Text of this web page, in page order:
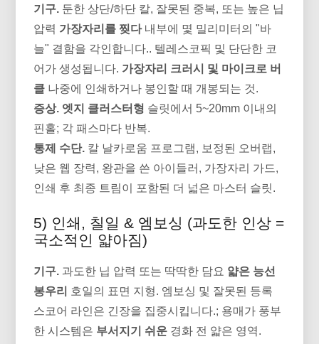
기구. 둔한 상단/하단 칼, 잘못된 중복, 또는 높은 닙
압력 가장자리를 찢다내부에 몇 밀리미터의 "바
늘" 결함을 각인합니다.. 텔레스코픽 및 단단한 코
어가 생성됩니다. 가장자리 크러시 및 마이크로 버
클 나중에 인쇄하거나 봉인할 때 개봉되는 것.
증상. 엣지 클러스터형 슬릿에서 5~20mm 이내의
핀홀; 각 패스마다 반복.
통제 수단. 칼 날카로움 프로그램, 보정된 오버랩,
낮은 웹 장력, 왕관을 쓴 아이들러, 가장자리 가드,
인쇄 후 최종 트림이 포함된 더 넓은 마스터 슬릿.
5) 인쇄, 칠일 & 엠보싱 (과도한 인상 =
국소적인 얇아짐)
기구. 과도한 닙 압력 또는 딱딱한 담요 얇은 능선
봉우리
호일의 표면 지형. 엠보싱 및 잘못된 등록
스코어 라인은 긴장을 집중시킵니다.; 용매가 풍부
한 시스템은 부서지기 쉬운 경화 전 얇은 영역.